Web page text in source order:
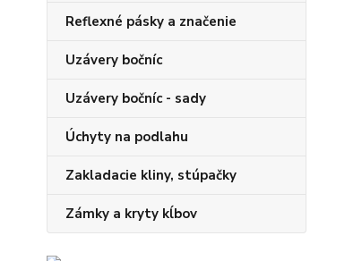
Reflexné pásky a značenie
Uzávery bočníc
Uzávery bočníc - sady
Úchyty na podlahu
Zakladacie kliny, stúpačky
Zámky a kryty kĺbov